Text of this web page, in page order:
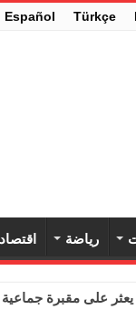
Türkçe
Español
رياضة اقتصاد
على مقبرة جماعية في